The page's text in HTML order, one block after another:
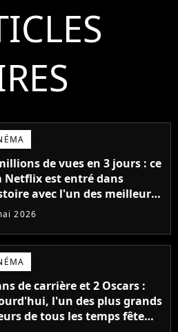
de vues en 3 jours : ce
Netflix est entré dans
avec l'un des meilleurs
de tous les temps
2026
de carrière et 2 Oscars :
l'un des plus grands
de tous les temps fête